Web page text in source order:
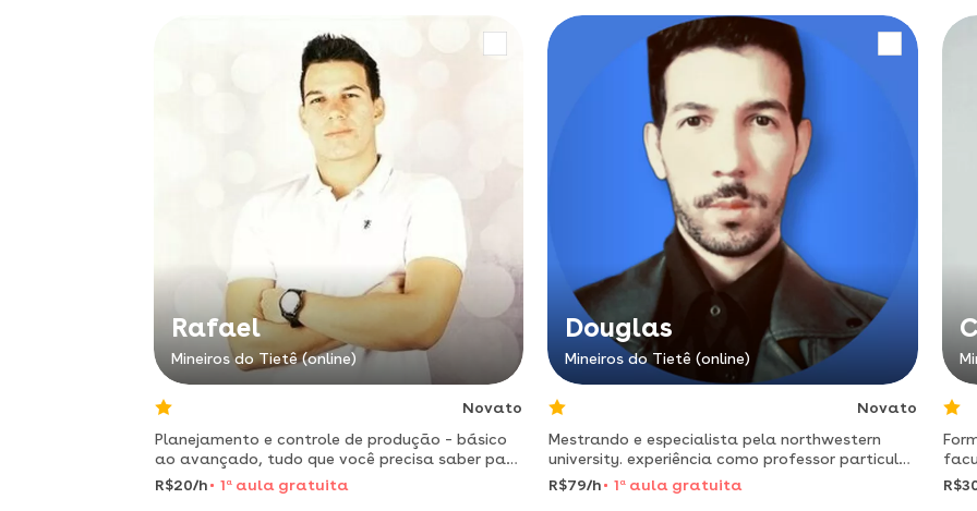
Rafael
Mineiros do Tietê (online)
Novato
Planejamento e controle de produção – básico
ao avançado, tudo que você precisa saber para
exercer a profissão.
R$20/h 1 a aula gratuita
Douglas
Mineiros do Tietê (online)
Novato
Mestrando e especialista pela northwestern
university. experiência como professor particular
e consultor com foco em desenvolvimento.
R$79/h 1 a aula gratuita